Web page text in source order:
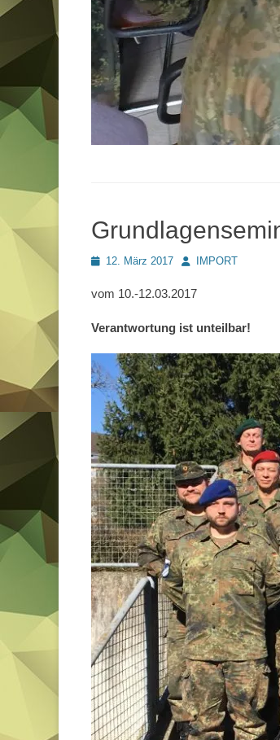
Posted12. März 2017 AutorIMPORT
vom 10.-12.03.2017
Verantwortung ist unteilbar!